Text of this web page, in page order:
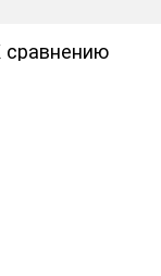
сравнению